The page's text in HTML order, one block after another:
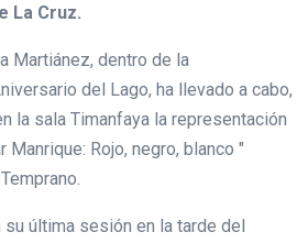
La Cruz.
Martiánez, dentro de la
del Lago, ha llevado a cabo,
la sala Timanfaya la representación
Rojo, negro, blanco "
su última sesión en la tarde del